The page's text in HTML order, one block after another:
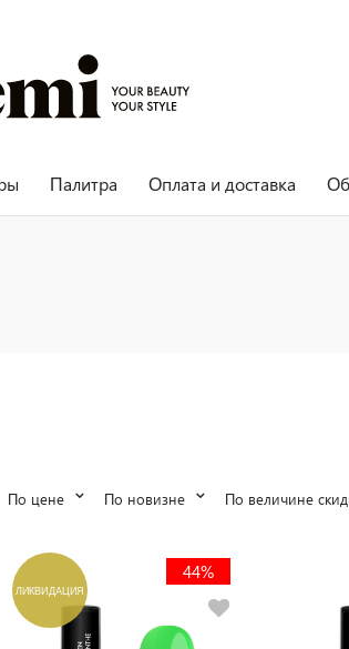
Палитра Оплата и доставка
По цене По новизне По величине
ЛИКВИДАЦИЯ
44%